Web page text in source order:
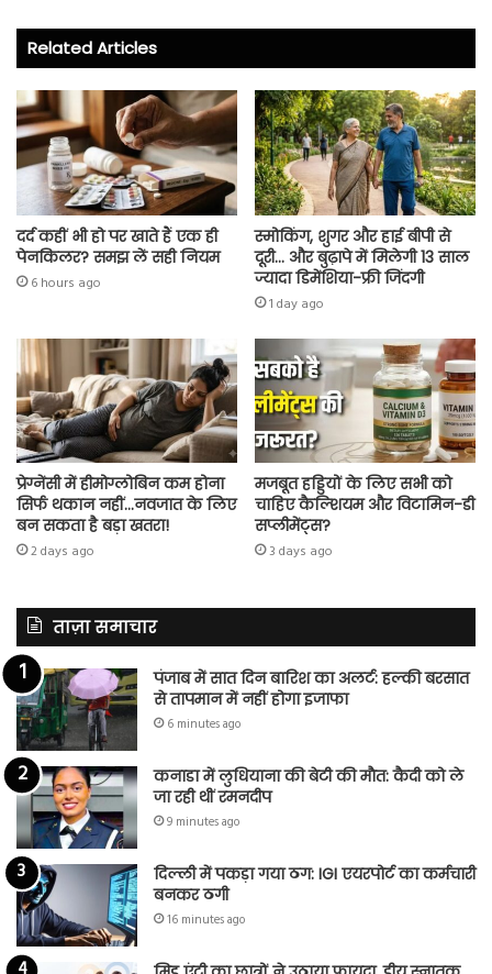
o
ok
er A
p
p
Related Articles
दर्द कहीं भी हो पर खाते हैं एक ही
पेनकिलर? समझ लें सही नियम
6 hours ago
स्मोकिंग, शुगर और हाई बीपी से
दूरी… और बुढ़ापे में मिलेगी 13 साल
ज्यादा डिमेंशिया-फ्री जिंदगी
1 day ago
प्रेग्नेंसी में हीमोग्लोबिन कम होना
सिर्फ थकान नहीं…नवजात के लिए
बन सकता है बड़ा खतरा!
2 days ago
मजबूत हड्डियों के लिए सभी को
चाहिए कैल्शियम और विटामिन-डी
सप्लीमेंट्स?
3 days ago
ताज़ा समाचार
पंजाब में सात दिन बारिश का अलर्ट: हल्की बरसात
से तापमान में नहीं होगा इजाफा
6 minutes ago
कनाडा में लुधियाना की बेटी की माैत: कैदी को ले
जा रही थीं रमनदीप
9 minutes ago
दिल्ली में पकड़ा गया ठग: IGI एयरपोर्ट का कर्मचारी
बनकर ठगी
16 minutes ago